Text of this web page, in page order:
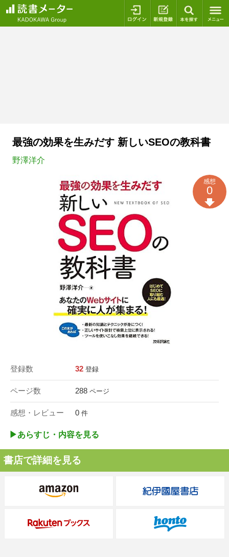
ログイン 新規登録
最強の効果を生みだす 新しいSEOの教科書
野澤洋介
登録数 32 登録
ページ数 288 ページ
感想・レビュー 0 件
感想
0
▶︎あらすじ・内容を見る
書店で詳細を見る